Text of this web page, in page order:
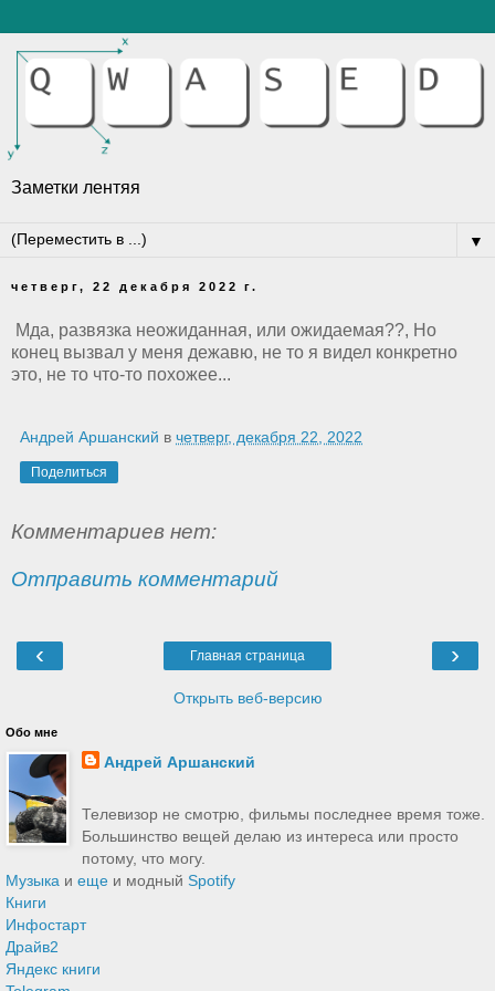
Заметки лентяя
▼
четверг, 22 декабря 2022 г.
Мда, развязка неожиданная, или ожидаемая??, Но
конец вызвал у меня дежавю, не то я видел конкретно
это, не то что-то похожее...
Андрей Аршанский в четверг, декабря 22, 2022
Поделиться
Комментариев нет:
Отправить комментарий
‹ ›
Главная страница
Открыть веб-версию
Обо мне
Андрей Аршанский
Телевизор не смотрю, фильмы последнее время тоже.
Большинство вещей делаю из интереса или просто
потому, что могу.
Музыка и еще и модный Spotify
Книги
Инфостарт
Драйв2
Яндекс книги